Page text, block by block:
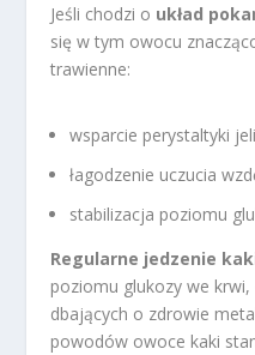
Jeśli chodzi o układ
się w tym owocu
trawienne:
wsparcie perystaltyki
łagodzenie uczucia
stabilizacja poziomu
Regularne jedzenie
poziomu glukozy we
dbających o zdrowie
powodów owoce kaki